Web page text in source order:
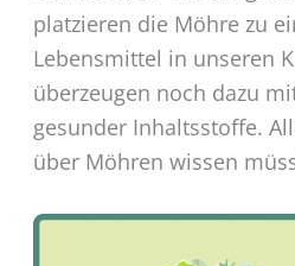
platzieren die Möhre zu
Lebensmittel in unseren
überzeugen noch dazu
gesunder Inhaltsstoffe.
über Möhren wissen